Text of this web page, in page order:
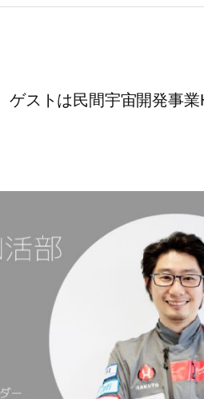
ゲストは民間宇宙開発事業